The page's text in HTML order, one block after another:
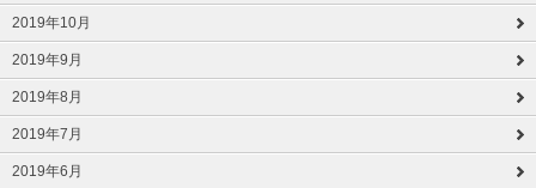
2019年10月
2019年9月
2019年8月
2019年7月
2019年6月